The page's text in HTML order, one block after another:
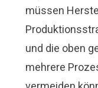
müssen
und die oben
mehrere